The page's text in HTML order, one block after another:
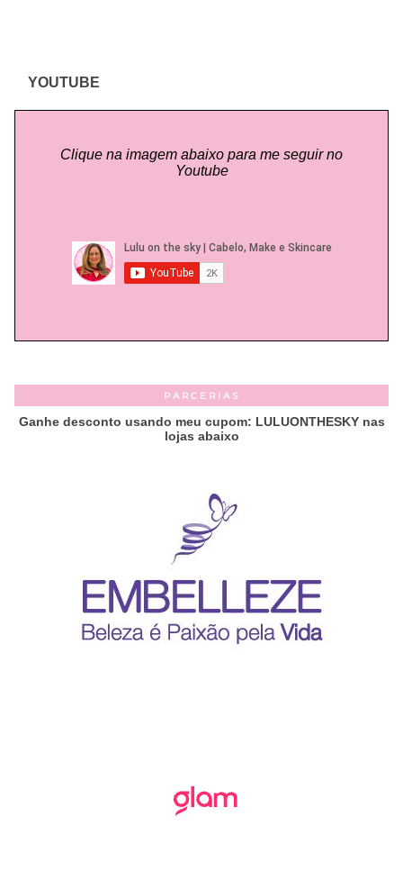
YOUTUBE
Clique na imagem abaixo para me seguir no
Youtube
PARCERIAS
Ganhe desconto usando meu cupom: LULUONTHESKY nas
lojas abaixo